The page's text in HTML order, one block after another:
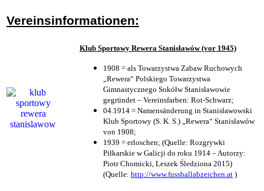
Vereinsinformationen:
Klub Sportowy Rewera Stanisławów (vor 1945)
1908 = als Towarzystwa Zabaw Ruchowych
„Rewera“ Polskiego Towarzystwa
Gimnastycznego Sokółw Stanisławowie
gegründet – Vereinsfarben: Rot-Schwarz;
04.1914 = Namensänderung in Stanisławowski
Klub Sportowy (S. K. S.) „Rewera“ Stanisławów
von 1908;
1939 = erloschen; (Quelle: Rozgrywki
Piłkarskie w Galicji do roku 1914 – Autorzy:
Piotr Chomicki, Leszek Śledziona 2015)
(Quelle: http://www.fussballabzeichen.at )